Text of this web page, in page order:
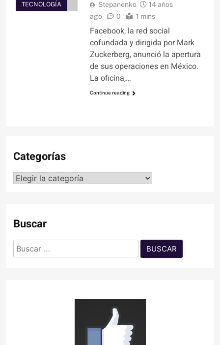
TECNOLOGÍA Stepanenko
14 años
ago
0 1 mins
Facebook, la red social
cofundada y dirigida por Mark
Zuckerberg, anunció la apertura
de sus operaciones en México.
La oficina,…
Continue reading
Categorías
Categorías
Buscar
Buscar: